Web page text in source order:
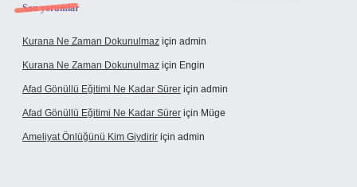
Son yorumlar
Kurana Ne Zaman Dokunulmaz için admin
Kurana Ne Zaman Dokunulmaz için Engin
Afad Gönüllü Eğitimi Ne Kadar Sürer için admin
Afad Gönüllü Eğitimi Ne Kadar Sürer için Müge
Ameliyat Önlüğünü Kim Giydirir için admin